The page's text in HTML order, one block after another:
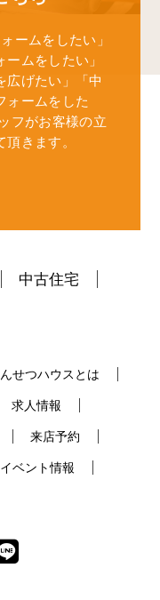
ームをしたい」
ームをしたい」
広げたい」
「中
ォームをした
フがお客様の立
きます。
中古住宅
んせつハウスとは
求人情報
来店予約
イベント情報